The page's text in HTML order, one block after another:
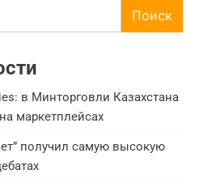
Поиск
в Минторговли Казахстана
маркетплейсах
получил самую высокую